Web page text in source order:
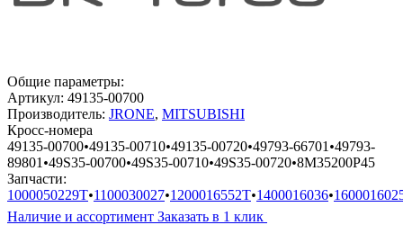
Общие параметры:
Артикул: 49135-00700
Производитель: JRONE, MITSUBISHI
Кросс-номера
49135-00700•49135-00710•49135-00720•49793-66701 •49793-
89801 •49S35-00700•49S35-00710•49S35-00720•8M35200P45
Запчасти:
1000050229T•1100030027•1200016552T•1400016036•
Наличие и ассортимент Заказать в 1 клик